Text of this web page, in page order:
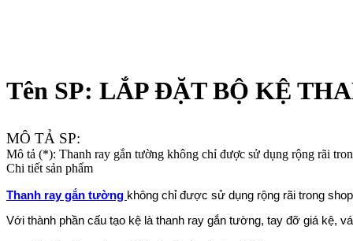
Tên SP: LẮP ĐẶT BỘ KỆ
MÔ TẢ SP:
Mô tả (*): Thanh ray gắn tường không chỉ được sử dụng rộng rãi
Chi tiết sản phẩm
Thanh ray gắn tường không chỉ được sử dụng rộng rãi trong
Với thành phần cấu tạo kệ là thanh ray gắn tường, tay đỡ giá kệ,